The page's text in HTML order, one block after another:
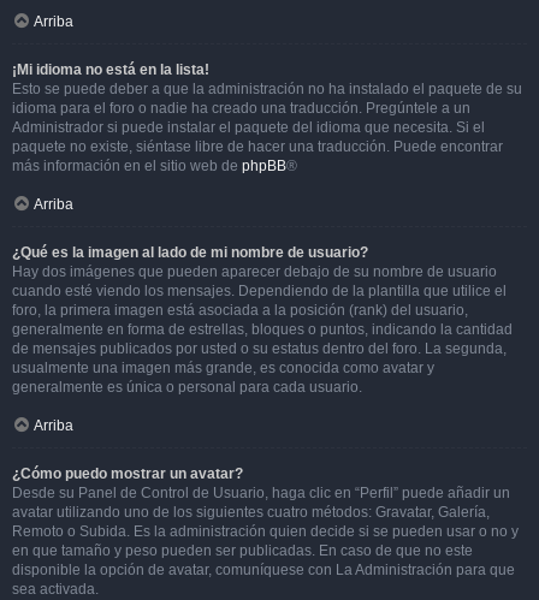
Arriba
¡Mi idioma no está en la lista!
Esto se puede deber a que la administración no ha instalado el paquete de su
idioma para el foro o nadie ha creado una traducción. Pregúntele a un
Administrador si puede instalar el paquete del idioma que necesita. Si el
paquete no existe, siéntase libre de hacer una traducción. Puede encontrar
más información en el sitio web de phpBB®
Arriba
¿Qué es la imagen al lado de mi nombre de usuario?
Hay dos imágenes que pueden aparecer debajo de su nombre de usuario
cuando esté viendo los mensajes. Dependiendo de la plantilla que utilice el
foro, la primera imagen está asociada a la posición (rank) del usuario,
generalmente en forma de estrellas, bloques o puntos, indicando la cantidad
de mensajes publicados por usted o su estatus dentro del foro. La segunda,
usualmente una imagen más grande, es conocida como avatar y
generalmente es única o personal para cada usuario.
Arriba
¿Cómo puedo mostrar un avatar?
Desde su Panel de Control de Usuario, haga clic en “Perfil” puede añadir un
avatar utilizando uno de los siguientes cuatro métodos: Gravatar, Galería,
Remoto o Subida. Es la administración quien decide si se pueden usar o no y
en que tamaño y peso pueden ser publicadas. En caso de que no este
disponible la opción de avatar, comuníquese con La Administración para que
sea activada.